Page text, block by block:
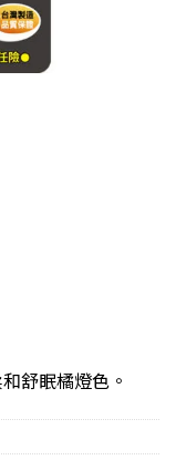
舒眠橘燈色。